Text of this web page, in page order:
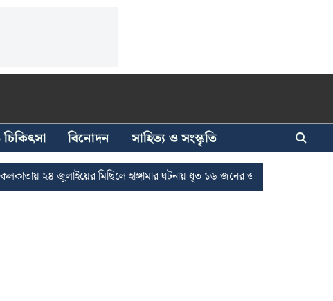
চিকিৎসা বিনোদন সাহিত্য ও সংস্কৃতি
২৪ জুলাইয়ের মিছিলে হাঙ্গামার ঘটনায় ধৃত ১৬ জনের জামিন